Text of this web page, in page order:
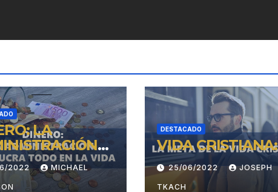
LA
TODO
VIDA
2022 MICHAEL
DESTACADO
VIDA CRISTIANA:
25/06/2022 JOSEPH
TKACH